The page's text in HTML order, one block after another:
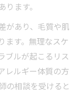
ます。
があり、毛質や肌
ます。無理なスケ
ブルが起こるリス
レルギー体質の方
の相談を受けると